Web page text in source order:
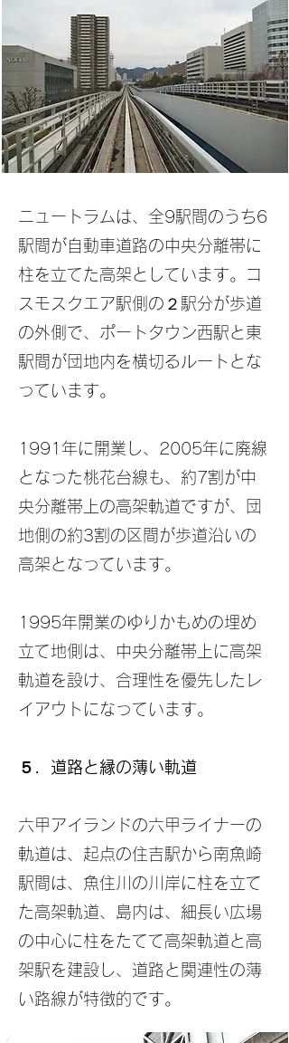
ニュートラムは、全9駅間のうち6
駅間が自動車道路の中央分離帯に
柱を立てた高架としています。コ
スモスクエア駅側の２駅分が歩道
の外側で、ポートタウン西駅と東
駅間が団地内を横切るルートとな
っています。
1991年に開業し、2005年に廃線
となった桃花台線も、約7割が中
央分離帯上の高架軌道ですが、団
地側の約3割の区間が歩道沿いの
高架となっています。
1995年開業のゆりかもめの埋め
立て地側は、中央分離帯上に高架
軌道を設け、合理性を優先したレ
イアウトになっています。
５．道路と縁の薄い軌道
六甲アイランドの六甲ライナーの
軌道は、起点の住吉駅から南魚崎
駅間は、魚住川の川岸に柱を立て
た高架軌道、島内は、細長い広場
の中心に柱をたてて高架軌道と高
架駅を建設し、道路と関連性の薄
い路線が特徴的です。